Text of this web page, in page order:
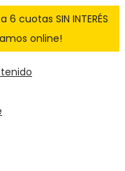
cuotas SIN INTERÉS
online!